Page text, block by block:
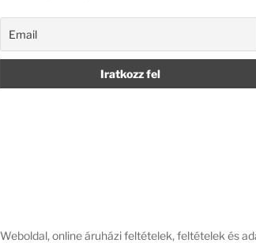
Weboldal, online áruházi feltételek, feltételek és